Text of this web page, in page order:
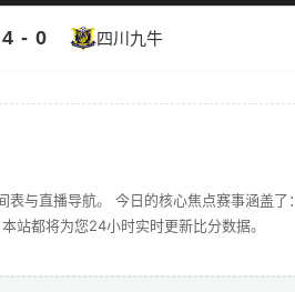
4 - 0 四川九牛
与直播导航。 今日的核心焦点赛事涵盖了：
站都将为您24小时实时更新比分数据。